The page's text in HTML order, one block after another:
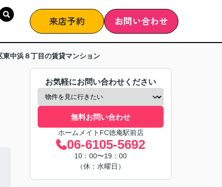
来店予約 お問い合わせ
東中浜８丁目の賃貸マンション
お気軽にお問い合わせください
無料お問い合わせ
ホームメイトFC徳庵駅前店
06-6105-5692
10：00〜19：00
（休：水曜日）